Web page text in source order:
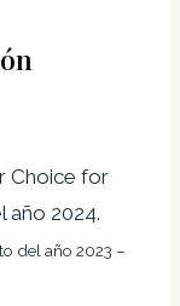
Choice for
año 2024.
del año 2023 –